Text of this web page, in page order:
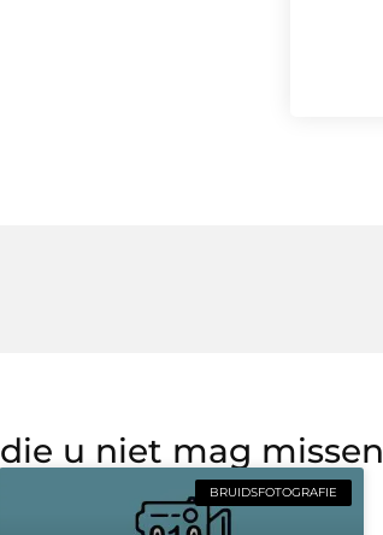
die u niet mag missen
BRUIDSFOTOGRAFIE